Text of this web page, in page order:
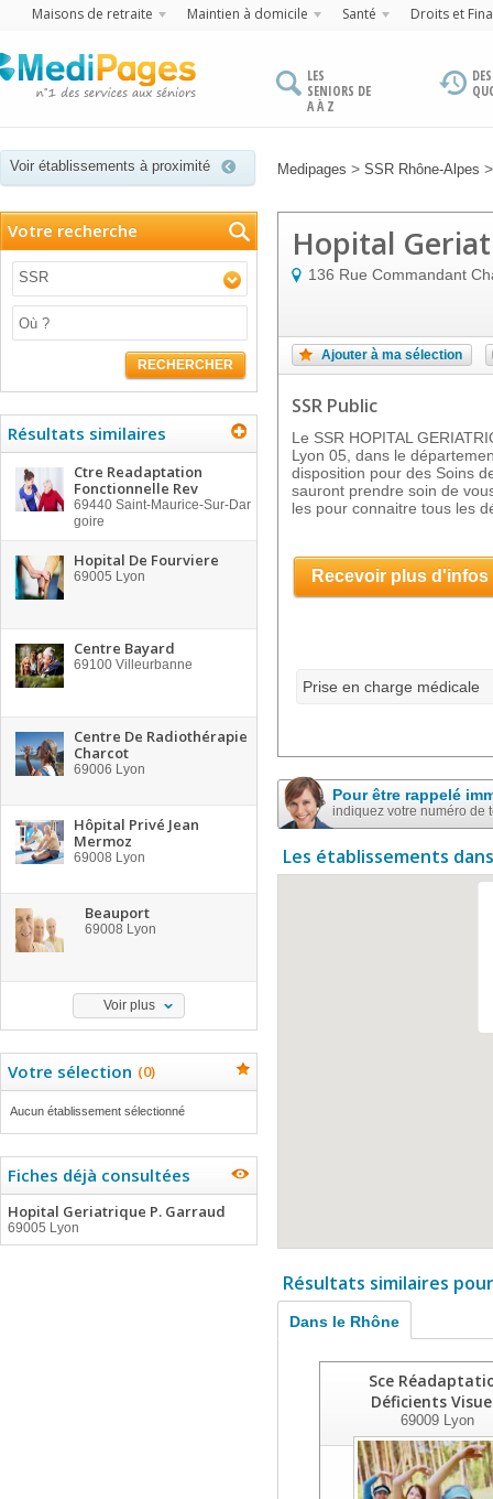
Maisons de retraite Maintien à domicile Santé Droits et
LES
SENIORS DE
A À Z
Voir établissements à proximité Medipages > SSR Rhône-Alpes
Votre recherche
SSR
RECHERCHER
Résultats similaires
Ctre Readaptation
Fonctionnelle Rev
69440 Saint-Maurice-Sur-Dar
goire
Hopital De Fourviere
69005 Lyon
Centre Bayard
69100 Villeurbanne
Centre De Radiothérapie
Charcot
69006 Lyon
Hôpital Privé Jean
Mermoz
69008 Lyon
Beauport
69008 Lyon
Voir plus
Votre sélection (0)
Aucun établissement sélectionné
Fiches déjà consultées
Hopital Geriatrique P. Garraud
69005 Lyon
Hopital
136 Rue Commandant
Ajouter à ma sélection
SSR Public
Le SSR HOPITAL
Lyon 05, dans le
disposition pour des Soins
sauront prendre soin de
les pour connaitre tous les
Recevoir plus d'infos
Prise en charge médicale
Pour être rappelé
indiquez votre numéro de
Les établissements
Résultats similaires
Dans le Rhône
Sce
Déficients
69009 Lyon